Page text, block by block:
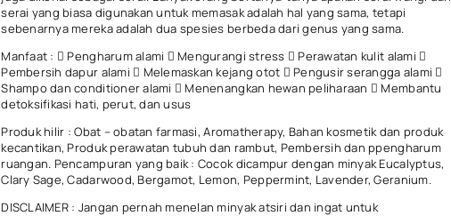
serai yang biasa digunakan untuk memasak adalah hal yang sama, tetapi
sebenarnya mereka adalah dua spesies berbeda dari genus yang sama.
Manfaat :  Pengharum alami  Mengurangi stress  Perawatan kulit alami 
Pembersih dapur alami  Melemaskan kejang otot  Pengusir serangga alami 
Shampo dan conditioner alami  Menenangkan hewan peliharaan  Membantu
detoksifikasi hati, perut, dan usus
Produk hilir : Obat – obatan farmasi, Aromatherapy, Bahan kosmetik dan produk
kecantikan, Produk perawatan tubuh dan rambut, Pembersih dan ppengharum
ruangan. Pencampuran yang baik : Cocok dicampur dengan minyak Eucalyptus,
Clary Sage, Cadarwood, Bergamot, Lemon, Peppermint, Lavender, Geranium.
DISCLAIMER : Jangan pernah menelan minyak atsiri dan ingat untuk